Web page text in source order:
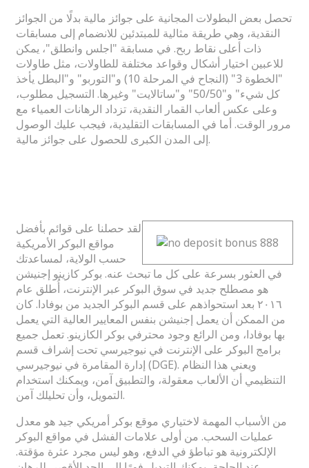
تحصل بعض البطولات المجانية على جوائز مالية بدلًا من الجوائز
النقدية، وهي طريقة مثالية للمبتدئين للانضمام إلى مسابقات
ذات أعلى نقاط ربح. في مسابقة "اجلس وانطلق"، يمكن
للاعبين اختيار أشكال وقواعد مختلفة للطاولات، مثل طاولات
"الخطوة 3" (النجاح في المرحلة 10) و"التوربو" و"البطل يأخذ
كل شيء" و"50/50" و"ساتالايت" وغيرها. التسجيل مطلوب،
وعلى عكس ألعاب القمار النقدية، تزداد الرهانات العمياء مع
مرور الوقت. أما في المسابقات التقليدية، فيجب عليك الوصول
إلى المدن الكبرى للحصول على جوائز مالية.
لقد حصلنا على قوائم بأفضل
مواقع البوكر الأمريكية
حسب الولاية، لمساعدتك
في العثور بسرعة على كل ما تبحث عنه. بوكر كازينو إجنيشن
هو مصطلح جديد في سوق البوكر عبر الإنترنت، أُطلق عام
٢٠١٦ بعد استحواذهم على قسم البوكر الجديد من بوفادا. كان
من الممكن أن يعمل إجنيشن بنفس المعايير العالية التي يعمل
بها بوفادا، ومن الرائع وجود محترفي بوكر الكازينو. تعمل جميع
برامج البوكر على الإنترنت في نيوجيرسي تحت إشراف قسم
إدارة المقامرة في نيوجيرسي (DGE). ويعني هذا النظام
التنظيمي أن الألعاب معقولة، والتطبيق آمن، ويمكنك استخدام
التمويل، وأن تحليلك آمن.
من الأسباب المهمة لاختياري موقع بوكر أمريكي جيد هو معدل
عمليات السحب. من أولى علامات الفشل في مواقع البوكر
الإلكترونية هو تباطؤ في الدفع، وهو ليس مجرد عثرة مؤقتة.